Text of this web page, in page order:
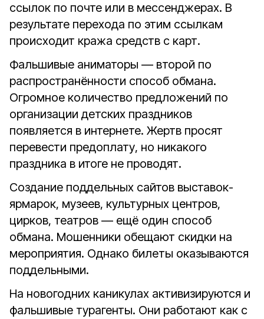
ссылок по почте или в мессенджерах. В
результате перехода по этим ссылкам
происходит кража средств с карт.
Фальшивые аниматоры — второй по
распространённости способ обмана.
Огромное количество предложений по
организации детских праздников
появляется в интернете. Жертв просят
перевести предоплату, но никакого
праздника в итоге не проводят.
Создание поддельных сайтов выставок-
ярмарок, музеев, культурных центров,
цирков, театров — ещё один способ
обмана. Мошенники обещают скидки на
мероприятия. Однако билеты оказываются
поддельными.
На новогодних каникулах активизируются и
фальшивые турагенты. Они работают как с